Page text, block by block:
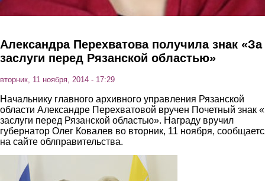
Александра Перехватова получила знак «За
заслуги перед Рязанской областью»
вторник, 11 ноября, 2014 - 17:29
Начальнику главного архивного управления Рязанской
области Александре Перехватовой вручен Почетный знак
заслуги перед Рязанской областью». Награду вручил
губернатор Олег Ковалев во вторник, 11 ноября,
на сайте облправительства.